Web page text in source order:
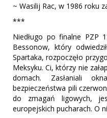
~ Wasilij Rac, w 1986 roku
***
Niedługo po finalne PZP
Bessonow, który
Spartaka, rozpoczęło
Meksyku. Ci, którzy nie
domach. Zasłaniali
bezpieczeństwa pili
do zmagań ligowych,
europejskich pucharach. O